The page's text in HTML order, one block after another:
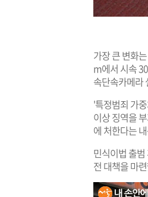
가장 큰 변화
m에서 시속
속단속카메라
'특정범죄 가
이상 징역을
에 처한다는
민식이법 출
전 대책을 마